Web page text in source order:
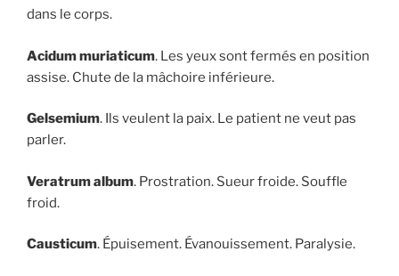
dans le corps.
Acidum muriaticum. Les yeux sont fermés en position
assise. Chute de la mâchoire inférieure.
Gelsemium. Ils veulent la paix. Le patient ne veut pas
parler.
Veratrum album. Prostration. Sueur froide. Souffle
froid.
Causticum. Épuisement. Évanouissement. Paralysie.